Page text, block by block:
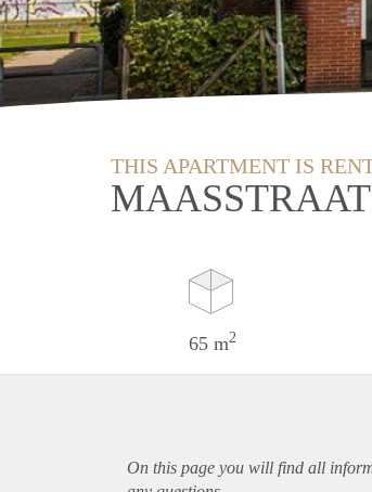
THIS APARTMENT IS
65 m2
On this page you will find all